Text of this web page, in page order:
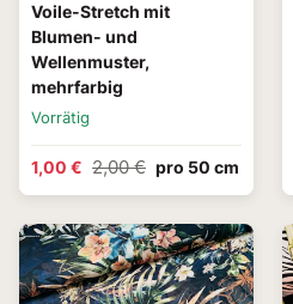
Voile-Stretch mit
Blumen- und
Wellenmuster,
mehrfarbig
Vorrätig
1,00 € 2,00 € pro 50 cm